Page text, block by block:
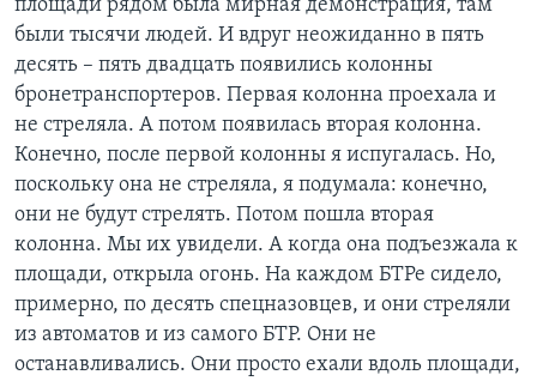
площади рядом была мирная демонстрация, там
были тысячи людей. И вдруг неожиданно в пять
десять – пять двадцать появились колонны
бронетранспортеров. Первая колонна проехала и
не стреляла. А потом появилась вторая колонна.
Конечно, после первой колонны я испугалась. Но,
поскольку она не стреляла, я подумала: конечно,
они не будут стрелять. Потом пошла вторая
колонна. Мы их увидели. А когда она подъезжала к
площади, открыла огонь. На каждом БТРе сидело,
примерно, по десять спецназовцев, и они стреляли
из автоматов и из самого БТР. Они не
останавливались. Они просто ехали вдоль площади,